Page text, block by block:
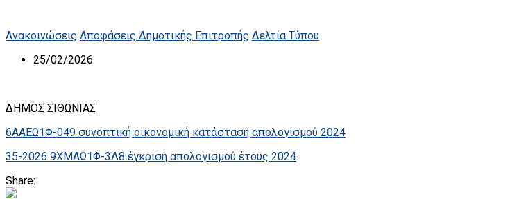
Ανακοινώσεις Αποφάσεις Δημοτικής Επιτροπής Δελτία Τύπου
25/02/2026
ΔΗΜΟΣ ΣΙΘΩΝΙΑΣ
6ΑΑΕΩ1Φ-049 συνοπτική οικονομική κατάσταση απολογισμού 2024
35-2026 9ΧΜΑΩ1Φ-3Λ8 έγκριση απολογισμού έτους 2024
Share: